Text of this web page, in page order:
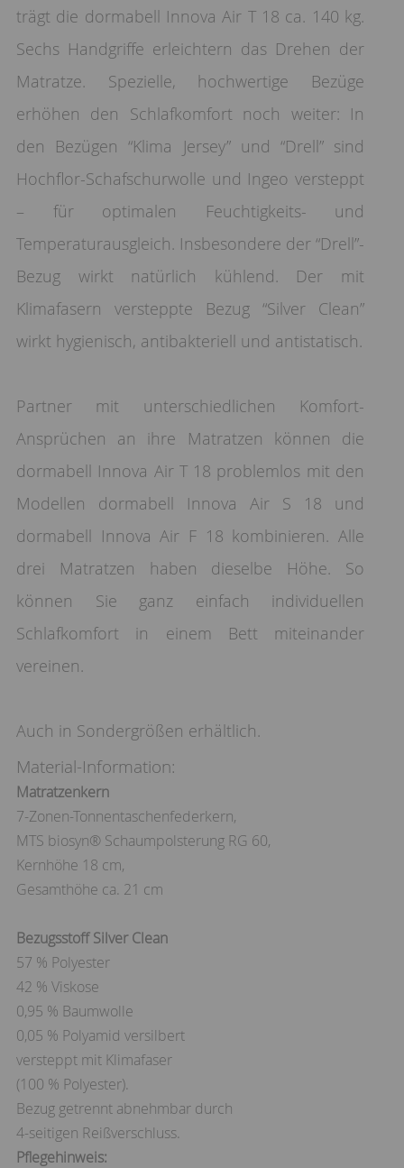
trägt die dormabell Innova Air T 18 ca. 140 kg.
Sechs Handgriffe erleichtern das Drehen der
Matratze. Spezielle, hochwertige Bezüge
erhöhen den Schlafkomfort noch weiter: In
den Bezügen “Klima Jersey” und “Drell” sind
Hochflor-Schafschurwolle und Ingeo versteppt
– für optimalen Feuchtigkeits- und
Temperaturausgleich. Insbesondere der “Drell”-
Bezug wirkt natürlich kühlend. Der mit
Klimafasern versteppte Bezug “Silver Clean”
wirkt hygienisch, antibakteriell und antistatisch.
Partner mit unterschiedlichen Komfort-
Ansprüchen an ihre Matratzen können die
dormabell Innova Air T 18 problemlos mit den
Modellen dormabell Innova Air S 18 und
dormabell Innova Air F 18 kombinieren. Alle
drei Matratzen haben dieselbe Höhe. So
können Sie ganz einfach individuellen
Schlafkomfort in einem Bett miteinander
vereinen.
Auch in Sondergrößen erhältlich.
Material-Information:
Matratzenkern
7-Zonen-Tonnentaschenfederkern,
MTS biosyn® Schaumpolsterung RG 60,
Kernhöhe 18 cm,
Gesamthöhe ca. 21 cm
Bezugsstoff Silver Clean
57 % Polyester
42 % Viskose
0,95 % Baumwolle
0,05 % Polyamid versilbert
versteppt mit Klimafaser
(100 % Polyester).
Bezug getrennt abnehmbar durch
4-seitigen Reißverschluss.
Pflegehinweis: